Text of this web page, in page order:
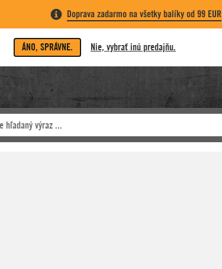
Doprava zadarmo na všetky balíky od 99 EUR
ÁNO, SPRÁVNE. Nie, vybrať inú predajňu.